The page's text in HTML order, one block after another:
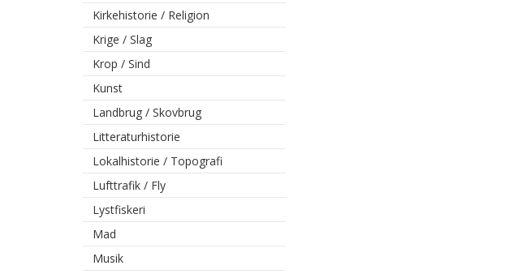
Kirkehistorie / Religion
Krige / Slag
Krop / Sind
Kunst
Landbrug / Skovbrug
Litteraturhistorie
Lokalhistorie / Topografi
Lufttrafik / Fly
Lystfiskeri
Mad
Musik